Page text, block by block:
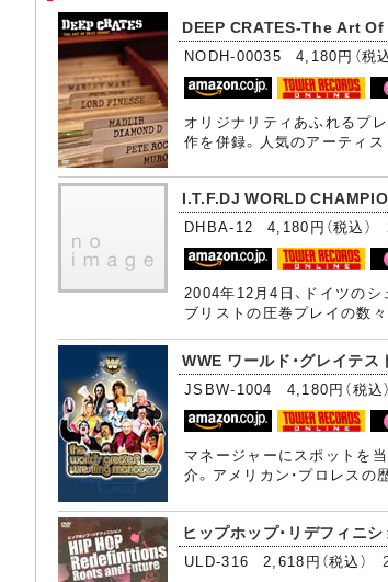
DEEP CRATES-The Art
NODH-00035 4,180円（税
オリジナリティあふれるプ
作を併録。人気のアーティ
I.T.F.DJ WORLD
DHBA-12 4,180円（税込）
2004年12月4日、ドイツの
ブリストの圧巻プレイの数
WWE ワールド・グレイテス
JSBW-1004 4,180円（税込
マネージャーにスポットを
介。アメリカン・プロレス
ヒップホップ・リデフィニ
ULD-316 2,618円（税込）